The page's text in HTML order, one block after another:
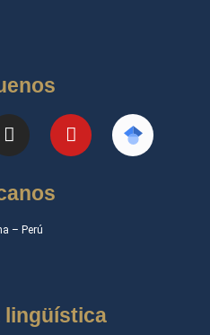
– Perú
lingüística